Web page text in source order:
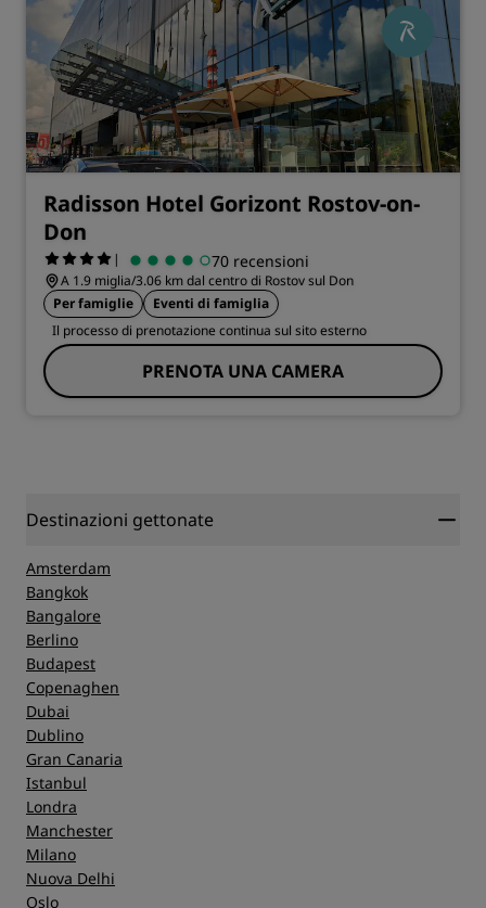
Radisson Hotel Gorizont Rostov-on-
Don
| 70 recensioni
A 1.9 miglia/3.06 km dal centro di Rostov sul Don
Per famiglie
Eventi di famiglia
Il processo di prenotazione continua sul sito esterno
PRENOTA UNA CAMERA
Destinazioni gettonate
Amsterdam
Bangkok
Bangalore
Berlino
Budapest
Copenaghen
Dubai
Dublino
Gran Canaria
Istanbul
Londra
Manchester
Milano
Nuova Delhi
Oslo